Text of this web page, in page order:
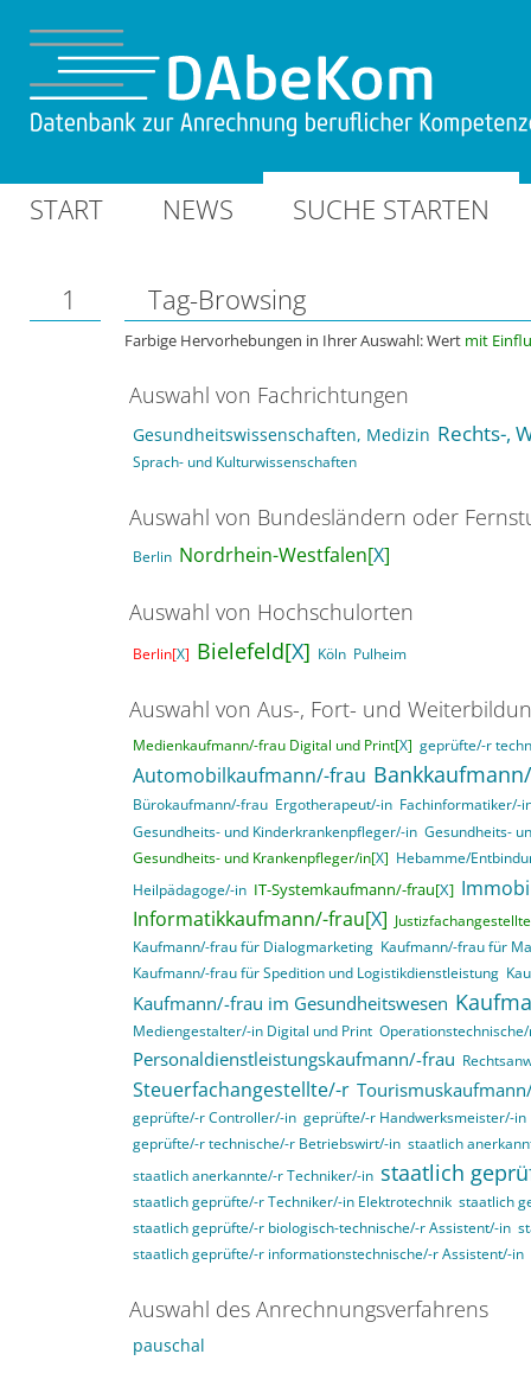
START NEWS SUCHE STARTEN
1 Tag-Browsing
Farbige Hervorhebungen in Ihrer Auswahl: Wert mit
Auswahl von Fachrichtungen
Gesundheitswissenschaften, Medizin Rechts-,
Sprach- und Kulturwissenschaften
Auswahl von Bundesländern oder
Berlin Nordrhein-Westfalen[X]
Auswahl von Hochschulorten
Berlin[X] Bielefeld[X] Köln Pulheim
Auswahl von Aus-, Fort- und
Medienkaufmann/-frau Digital und Print[X] geprüfte/-r
Automobilkaufmann/-frau
Bürokaufmann/-frau Ergotherapeut/-in Fachinformatiker/-
Gesundheits- und Kinderkrankenpfleger/-in Gesundheits-
Gesundheits- und Krankenpfleger/in[X] Hebamme/
Heilpädagoge/-in IT-Systemkaufmann/-frau[X]
Informatikkaufmann/-frau[X]
Kaufmann/-frau für Dialogmarketing Kaufmann/-frau für
Kaufmann/-frau für Spedition und Logistikdienstleistung
Kaufmann/-frau im Gesundheitswesen
Mediengestalter/-in Digital und Print
Personaldienstleistungskaufmann/-frau
Steuerfachangestellte/-r
geprüfte/-r Controller/-in geprüfte/-r Handwerksmeister/-in
geprüfte/-r technische/-r Betriebswirt/-in staatlich
staatlich anerkannte/-r Techniker/-in staatlich
staatlich geprüfte/-r Techniker/-in Elektrotechnik staatlich
staatlich geprüfte/-r biologisch-technische/-r Assistent/-in
staatlich geprüfte/-r informationstechnische/-r Assistent/-in
Auswahl des Anrechnungsverfahrens
pauschal